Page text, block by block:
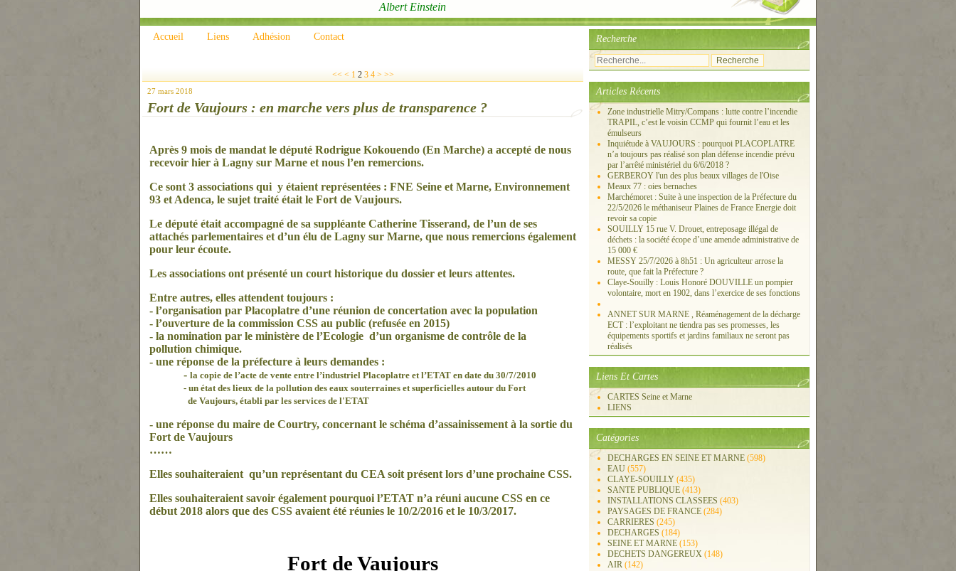
Albert Einstein
Accueil Liens Adhésion Contact
<< < 1 2 3 4 > >>
27 mars 2018
Fort de Vaujours : en marche vers plus de transparence ?
Après 9 mois de mandat le député Rodrigue Kokouendo (En Marche) a accepté de nous
recevoir hier à Lagny sur Marne et nous l’en remercions.
Ce sont 3 associations qui y étaient représentées : FNE Seine et Marne, Environnement
93 et Adenca, le sujet traité était le Fort de Vaujours.
Le député était accompagné de sa suppléante Catherine Tisserand, de l’un de ses
attachés parlementaires et d’un élu de Lagny sur Marne, que nous remercions également
pour leur écoute.
Les associations ont présenté un court historique du dossier et leurs attentes.
Entre autres, elles attendent toujours :
- l’organisation par Placoplatre d’une réunion de concertation avec la population
- l’ouverture de la commission CSS au public (refusée en 2015)
- la nomination par le ministère de l’Ecologie d’un organisme de contrôle de la
pollution chimique.
- une réponse de la préfecture à leurs demandes :
- la copie de l’acte de vente entre l’industriel Placoplatre et l’ETAT en date du 30/7/2010
- un état des lieux de la pollution des eaux souterraines et superficielles autour du Fort
de Vaujours, établi par les services de l'ETAT
- une réponse du maire de Courtry, concernant le schéma d’assainissement à la sortie du
Fort de Vaujours
……
Elles souhaiteraient qu’un représentant du CEA soit présent lors d’une prochaine CSS.
Elles souhaiteraient savoir également pourquoi l’ETAT n’a réuni aucune CSS en ce
début 2018 alors que des CSS avaient été réunies le 10/2/2016 et le 10/3/2017.
Fort de Vaujours
Recherche
Articles Récents
Zone industrielle Mitry/Compans : lutte contre l’incendie
TRAPIL, c’est le voisin CCMP qui fournit l’eau et les
émulseurs
Inquiétude à VAUJOURS : pourquoi PLACOPLATRE
n’a toujours pas réalisé son plan défense incendie prévu
par l’arrêté ministériel du 6/6/2018 ?
GERBEROY l'un des plus beaux villages de l'Oise
Meaux 77 : oies bernaches
Marchémoret : Suite à une inspection de la Préfecture du
22/5/2026 le méthaniseur Plaines de France Energie doit
revoir sa copie
SOUILLY 15 rue V. Drouet, entreposage illégal de
déchets : la société écope d’une amende administrative de
15 000 €
MESSY 25/7/2026 à 8h51 : Un agriculteur arrose la
route, que fait la Préfecture ?
Claye-Souilly : Louis Honoré DOUVILLE un pompier
volontaire, mort en 1902, dans l’exercice de ses fonctions
ANNET SUR MARNE , Réaménagement de la décharge
ECT : l’exploitant ne tiendra pas ses promesses, les
équipements sportifs et jardins familiaux ne seront pas
réalisés
Liens Et Cartes
CARTES Seine et Marne
LIENS
Catégories
DECHARGES EN SEINE ET MARNE (598)
EAU (557)
CLAYE-SOUILLY (435)
SANTE PUBLIQUE (413)
INSTALLATIONS CLASSEES (403)
PAYSAGES DE FRANCE (284)
CARRIERES (245)
DECHARGES (184)
SEINE ET MARNE (153)
DECHETS DANGEREUX (148)
AIR (142)